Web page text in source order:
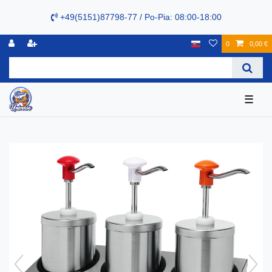
+49(5151)87798-77 / Po-Pia: 08:00-18:00
0 0,00 €
☰